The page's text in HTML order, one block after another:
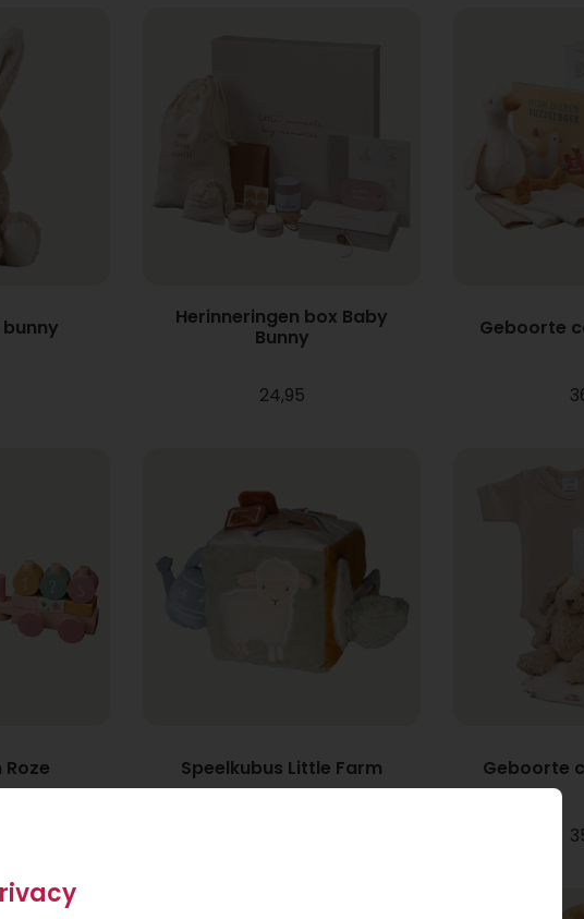
Herinneringen box Baby
Bunny
24,95
Geboorte
Speelkubus Little Farm Geboorte